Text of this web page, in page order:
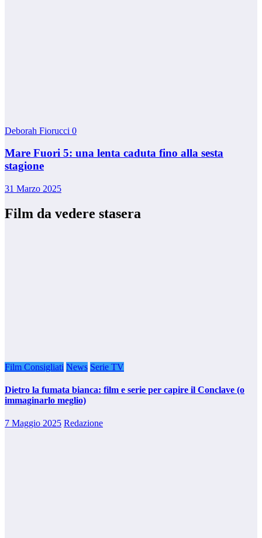
Deborah Fiorucci 0
Mare Fuori 5: una lenta caduta fino alla sesta
stagione
31 Marzo 2025
Film da vedere stasera
Film Consigliati News Serie TV
Dietro la fumata bianca: film e serie per capire il Conclave (o
immaginarlo meglio)
7 Maggio 2025 Redazione